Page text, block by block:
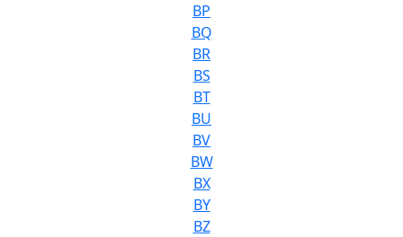
BP
BQ
BR
BS
BT
BU
BV
BW
BX
BY
BZ